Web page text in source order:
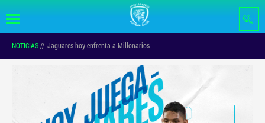
Pasar al
principal
NOTICIAS// Jaguares hoy enfrenta a Millonarios